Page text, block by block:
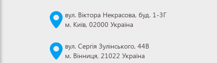
вул. Віктора Некрасова, буд. 1-3Г
м. Київ, 02000 Україна
вул. Сергія Зулінського, 44В
м. Вінниця, 21022 Україна